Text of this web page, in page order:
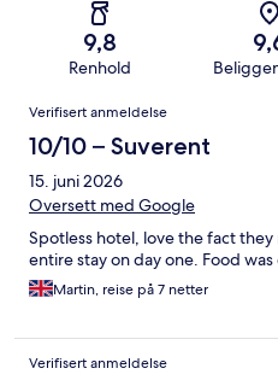
9,8
Renhold
Anmeldelser
Verifisert anmeldelse
10/10 – Suverent
15. juni 2026
Oversett med Google
Spotless hotel, love the fact
entire stay on day one. Food
Martin, reise på 7 netter
Verifisert anmeldelse